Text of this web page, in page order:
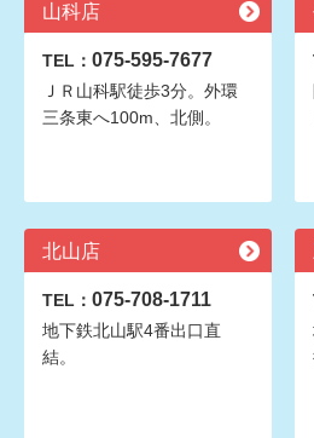
山科店
TEL： 075-595-7677
ＪＲ山科駅徒歩3分。外環
三条東へ100m、北側。
北山店
TEL： 075-708-1711
地下鉄北山駅4番出口直
結。